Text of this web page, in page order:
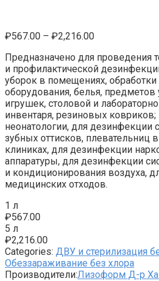
₽567.00 – ₽2,216.00
Предназначено для проведения
и профилактической
уборок в помещениях, обработки
оборудования, белья,
игрушек, столовой и
инвентаря, резиновых
неонатологии, для дезинфекции
зубных оттисков, плевательниц
клиниках, для дезинфекции
аппаратуры, для дезинфекции
и кондиционирования воздуха,
медицинских отходов.
1 л
₽567.00
5 л
₽2,216.00
Categories: ДВУ и стерилизация
Обеззараживание без хлора
Производители:Лизоформ Д-р